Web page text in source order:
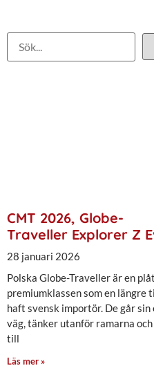
CMT 2026, Globe-
Traveller Explorer Z
28 januari 2026
Polska Globe-Traveller är en
premiumklassen som en längre
haft svensk importör. De går sin
väg, tänker utanför ramarna
till
Läs mer »